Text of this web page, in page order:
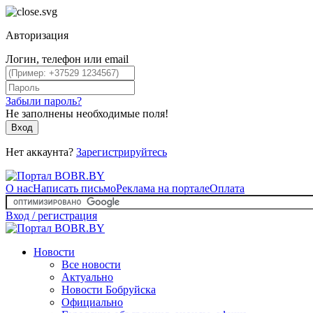
Авторизация
Логин, телефон или email
Забыли пароль?
Не заполнены необходимые поля!
Вход
Нет аккаунта? Зарегистрируйтесь
О насНаписать письмоРеклама на порталеОплата
Вход / регистрация
Новости
Все новости
Актуально
Новости Бобруйска
Официально